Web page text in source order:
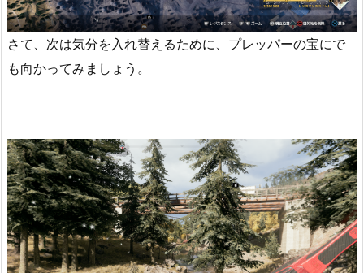
さて、次は気分を入れ替えるために、プレッパーの宝にで
も向かってみましょう。